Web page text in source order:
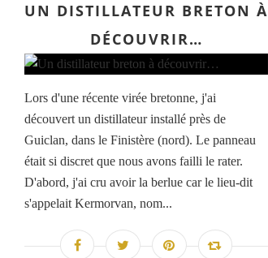
UN DISTILLATEUR BRETON À
DÉCOUVRIR…
Lors d'une récente virée bretonne, j'ai
découvert un distillateur installé près de
Guiclan, dans le Finistère (nord). Le panneau
était si discret que nous avons failli le rater.
D'abord, j'ai cru avoir la berlue car le lieu-dit
s'appelait Kermorvan, nom...